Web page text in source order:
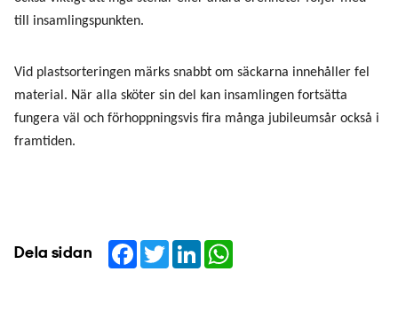
till insamlingspunkten.
Vid plastsorteringen märks snabbt om säckarna innehåller fel
material. När alla sköter sin del kan insamlingen fortsätta
fungera väl och förhoppningsvis fira många jubileumsår också i
framtiden.
Dela sidan Facebook
TwitterLinkedIn